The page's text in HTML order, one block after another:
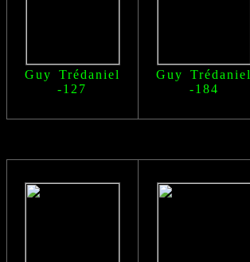
Guy Trédaniel
-127
Guy Trédaniel
-184